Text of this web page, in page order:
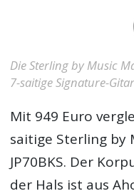
Die Sterling by Music
7-saitige Signature-
Mit 949 Euro
saitige Sterling by
JP70BKS. Der
der Hals ist aus